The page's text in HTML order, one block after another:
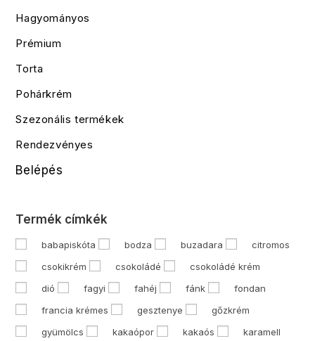
Hagyományos
Prémium
Torta
Pohárkrém
Szezonális termékek
Rendezvényes
Belépés
Termék címkék
babapiskóta bodza buzadara
citromos
csokikrém
csokoládé
csokoládé krém
dió
fagyi fahéj fánk
fondan
francia krémes
gesztenye
gőzkrém
gyümölcs
kakaópor kakaós
karamell